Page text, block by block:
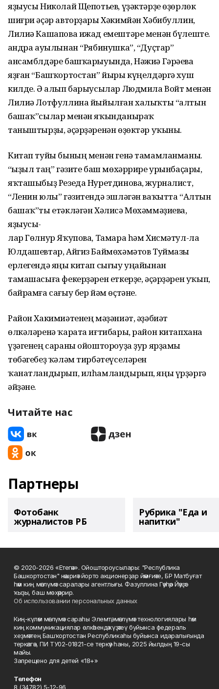
яҙыусы Николай Щепотьев, үҙәктәрҙе өҙөрлөк
шиғри әҫәр авторҙары Хәкимйән Хәбибуллин,
Лилиә Кашапова ижад емештәре менән бүлеште.
Ҡандра ауылынан “Рябинушка”, “Дуҫтар”
ансамблдәре башҡарыуында, Нәжиә Гәрәева
яҙған “Башҡортостан” йыры күңелдәргә хуш
килде. Ә алып барыусылар Людмила Войт менән
Лилиә Лотфуллина йыйылған халыҡты “алтын
башаҡ”сылар менән яҡынданыраҡ
таныштырҙы, әҫәрҙәренән өҙөктәр уҡыны.
Китап туйы бының менән генә тамамланманы.
“Ҡыҙыл таң” гәзите баш мөхәррире урынбаҫары,
яҡташыбыҙ Резеда Нуретдинова, журналист,
“Ленин юлы” гәзитендә эшләгән ваҡытта “Алтын
башаҡ”ты етәкләгән Хәлисә Мөхәммәҙиева,
яҙыусы-
лар Гөлнур Яҡупова, Тамара һәм Хисмәтул-ла
Юлдашевтар, Айгиз Баймөхәмәтов Туймазы
ерлегендә яңы китап сығыу уңайынан
тамашасыға фекерҙәрен еткерҙе, әҫәрҙәрен уҡып,
байрамға сағыу бер йәм өҫтәне.
Район Хакимиәтенең мәҙәниәт, әҙәбиәт
өлкәләренә ҡарата иғтибары, район китапхана
үҙәгенең сараны ойоштороуҙа ҙур ярҙамы
төбәгебеҙ ҡәләм тирбәтеүселәрен
ҡанатландырып, илһамландырып, яңы үрҙәргә
әйҙәне.
Читайте нас
Партнеры
Фотобанк
журналистов РБ
Рубрика "Еда и
напитки"
© 2020-2026 «Етегән». Ойоштороусылары: "Республика
Башкортостан" нәшриәт йорто акционерҙар йәмғиәте, БР Матбуғат
һәм киң мәғлүмәт саралары агентлығы. Фазуллина Гәүһәр Йәүҙәт
ҡыҙы, баш мөхәррир.
Об использовании персональных данных
Киң-күләм мәғлүмәт сараһы Элемтә, мәғлүмәт технологиялары һәм
киң коммуникациялар өлкәһендә күҙәтеү буйынса федераль
хеҙмәттең Башҡортостан Республикаһы буйынса идаралығында
теркәлгән, ПИ ТУ02-01821-се теркәү һаны, 2025 йылдың 19-сы
майы.
Запрещено для детей «18+»
Телефон
8 (34782) 5-12-96